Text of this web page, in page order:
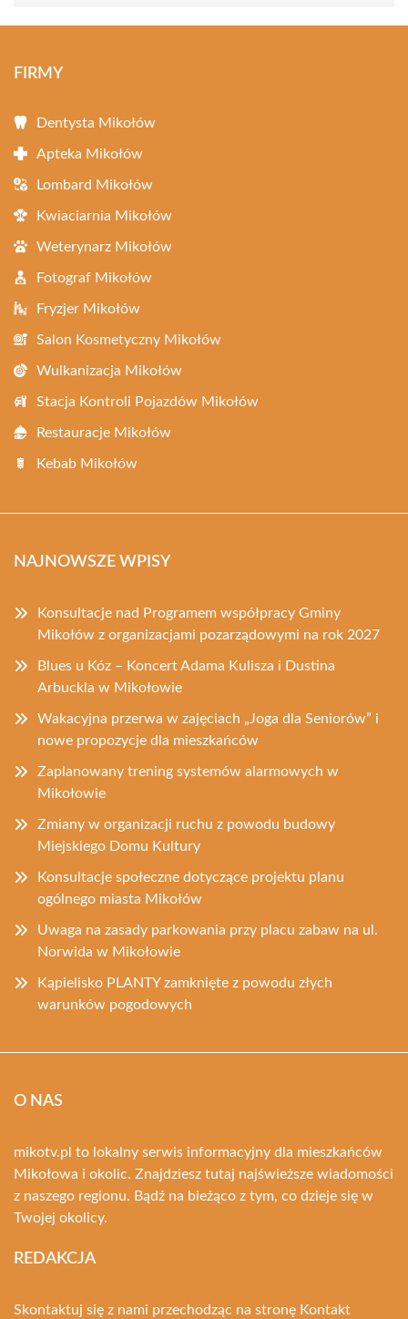
FIRMY
Dentysta Mikołów
Apteka Mikołów
Lombard Mikołów
Kwiaciarnia Mikołów
Weterynarz Mikołów
Fotograf Mikołów
Fryzjer Mikołów
Salon Kosmetyczny Mikołów
Wulkanizacja Mikołów
Stacja Kontroli Pojazdów Mikołów
Restauracje Mikołów
Kebab Mikołów
NAJNOWSZE WPISY
Konsultacje nad Programem współpracy Gminy
Mikołów z organizacjami pozarządowymi na rok 2027
Blues u Kóz – Koncert Adama Kulisza i Dustina
Arbuckla w Mikołowie
Wakacyjna przerwa w zajęciach „Joga dla Seniorów” i
nowe propozycje dla mieszkańców
Zaplanowany trening systemów alarmowych w
Mikołowie
Zmiany w organizacji ruchu z powodu budowy
Miejskiego Domu Kultury
Konsultacje społeczne dotyczące projektu planu
ogólnego miasta Mikołów
Uwaga na zasady parkowania przy placu zabaw na ul.
Norwida w Mikołowie
Kąpielisko PLANTY zamknięte z powodu złych
warunków pogodowych
O NAS
mikotv.pl to lokalny serwis informacyjny dla mieszkańców
Mikołowa i okolic. Znajdziesz tutaj najświeższe wiadomości
z naszego regionu. Bądź na bieżąco z tym, co dzieje się w
Twojej okolicy.
REDAKCJA
Skontaktuj się z nami przechodząc na stronę Kontakt